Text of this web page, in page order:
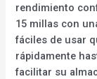
rendimiento
15 millas con
fáciles de usar
rápidamente
facilitar su